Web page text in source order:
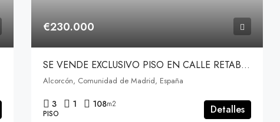
€230.000
SE VENDE EXCLUSIVO PISO EN CALLE RETABLO, ALCORCÓN
Alcorcón, Comunidad de Madrid, España
3 1 108m2
PISO
Detalles